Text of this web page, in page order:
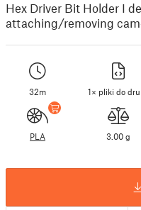
Hex Driver Bit Holder I
attaching/removing
32m 1× pliki do
PLA 3.00 g